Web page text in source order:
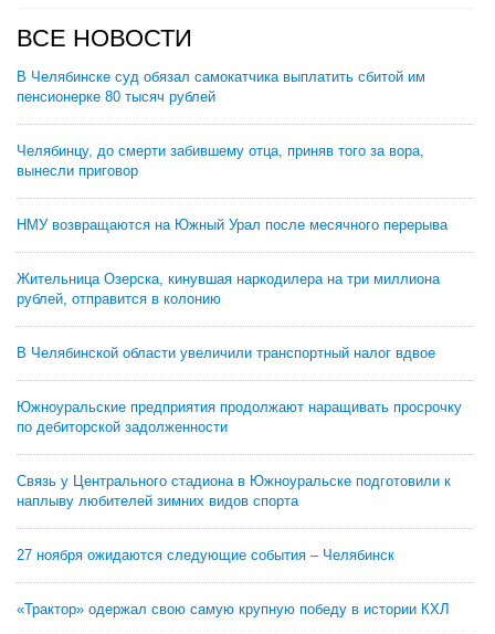
ВСЕ НОВОСТИ
В Челябинске суд обязал самокатчика выплатить сбитой им
пенсионерке 80 тысяч рублей
Челябинцу, до смерти забившему отца, приняв того за вора,
вынесли приговор
НМУ возвращаются на Южный Урал после месячного перерыва
Жительница Озерска, кинувшая наркодилера на три миллиона
рублей, отправится в колонию
В Челябинской области увеличили транспортный налог вдвое
Южноуральские предприятия продолжают наращивать просрочку
по дебиторской задолженности
Связь у Центрального стадиона в Южноуральске подготовили к
наплыву любителей зимних видов спорта
27 ноября ожидаются следующие события – Челябинск
«Трактор» одержал свою самую крупную победу в истории КХЛ